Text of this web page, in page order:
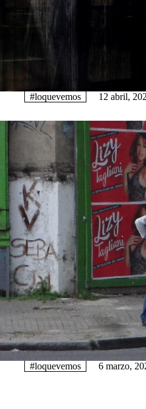
#loquevemos 12 abril,
#loquevemos 6 marzo,